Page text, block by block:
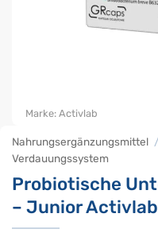
Nahrungsergänzungsmittel /
Verdauungssystem
Probiotische
– Junior
Marke: Activlab